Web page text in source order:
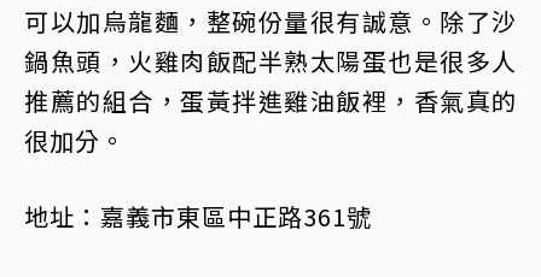
可以加烏龍麵，整碗份量很有誠意。除了沙
鍋魚頭，火雞肉飯配半熟太陽蛋也是很多人
推薦的組合，蛋黃拌進雞油飯裡，香氣真的
很加分。
地址：嘉義市東區中正路361號